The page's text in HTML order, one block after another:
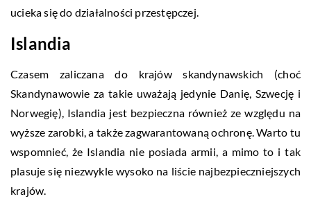
ucieka się do działalności przestępczej.
Islandia
Czasem zaliczana do krajów skandynawskich (choć
Skandynawowie za takie uważają jedynie Danię, Szwecję i
Norwegię), Islandia jest bezpieczna również ze względu na
wyższe zarobki, a także zagwarantowaną ochronę. Warto tu
wspomnieć, że Islandia nie posiada armii, a mimo to i tak
plasuje się niezwykle wysoko na liście najbezpieczniejszych
krajów.